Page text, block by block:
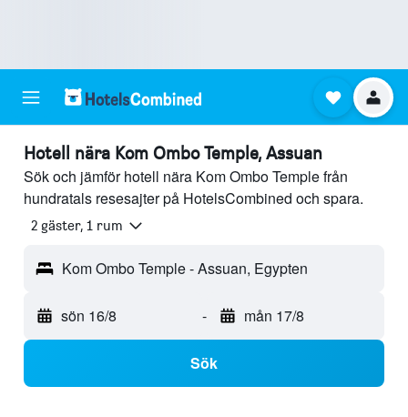
Hotell nära Kom Ombo Temple, Assuan
Sök och jämför hotell nära Kom Ombo Temple från
hundratals resesajter på HotelsCombined och spara.
2 gäster, 1 rum
Kom Ombo Temple - Assuan, Egypten
sön 16/8 - mån 17/8
Sök